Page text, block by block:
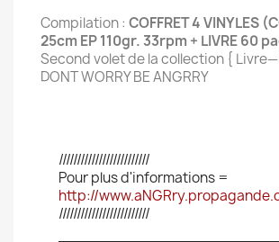
Compilation : COFFRET 4 VINYLES
25cm EP 110gr. 33rpm + LIVRE 60
Second volet de la collection {
DONT WORRY BE ANGRRY
/////////////////////////
Pour plus d'informations =
http://
/////////////////////////